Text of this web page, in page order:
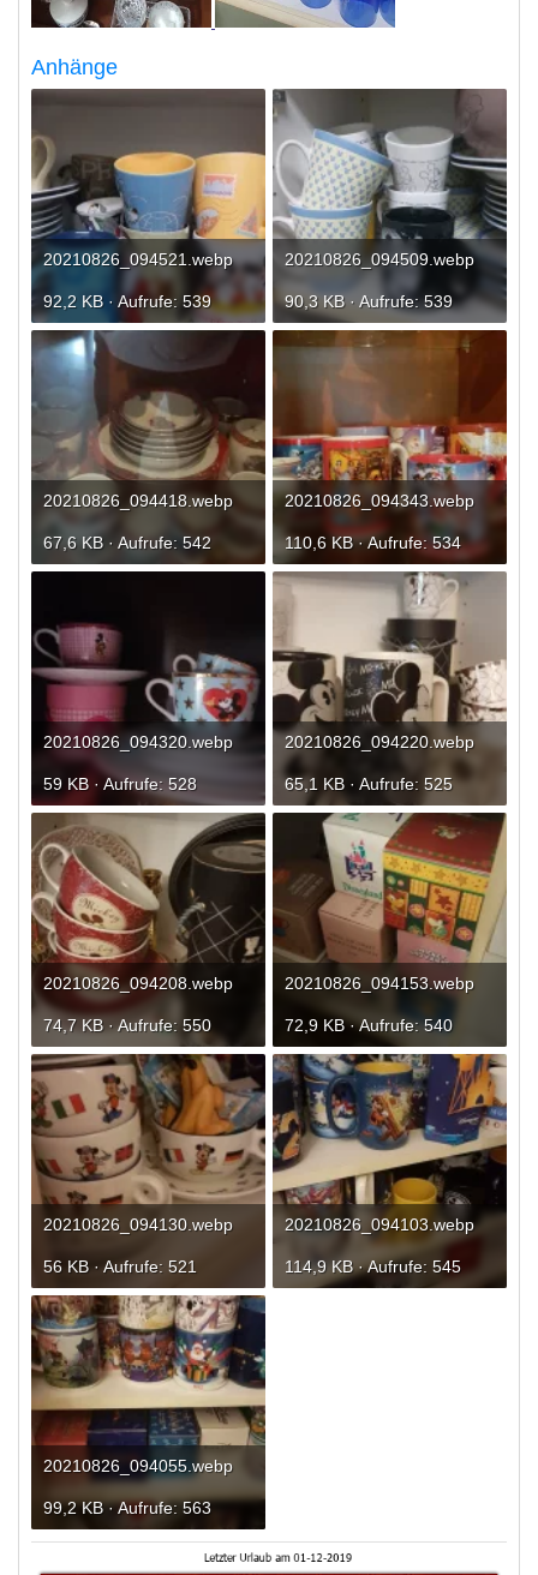
Anhänge
20210826_094521.webp
92,2 KB · Aufrufe: 539
20210826_094509.webp
90,3 KB · Aufrufe: 539
20210826_094418.webp
67,6 KB · Aufrufe: 542
20210826_094343.webp
110,6 KB · Aufrufe: 534
20210826_094320.webp
59 KB · Aufrufe: 528
20210826_094220.webp
65,1 KB · Aufrufe: 525
20210826_094208.webp
74,7 KB · Aufrufe: 550
20210826_094153.webp
72,9 KB · Aufrufe: 540
20210826_094130.webp
56 KB · Aufrufe: 521
20210826_094103.webp
114,9 KB · Aufrufe: 545
20210826_094055.webp
99,2 KB · Aufrufe: 563